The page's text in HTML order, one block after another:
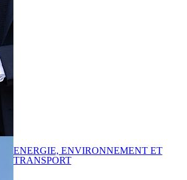
ENERGIE, ENVIRONNEMENT ET
TRANSPORT